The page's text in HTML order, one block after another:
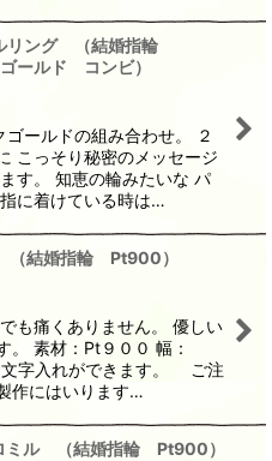
リング （結婚指輪
ールド コンビ）
ールドの組み合わせ。 ２
こっそり秘密のメッセージ
す。 知恵の輪みたいな パ
に着けている時は…
結婚指輪 Pt900）
も痛くありません。 優しい
。 素材：Pt９００ 幅：
文字入れができます。 ご注
作にはいります…
ミル （結婚指輪 Pt900）